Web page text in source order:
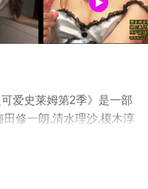
爱史莱姆第2季》是一部
修一朗,清水理沙,榎木淳
演员精彩演绎的日本动
漫、电视猫或剧情网等